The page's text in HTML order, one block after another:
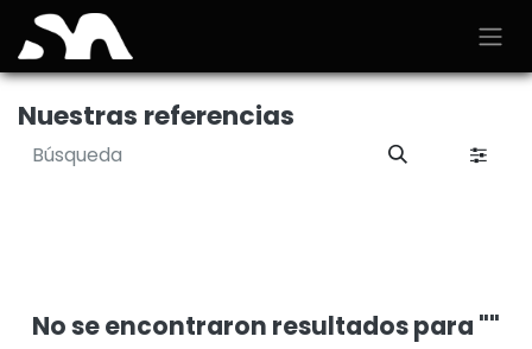
Ir al contenido
Nuestras referencias
No se encontraron resultados para ""